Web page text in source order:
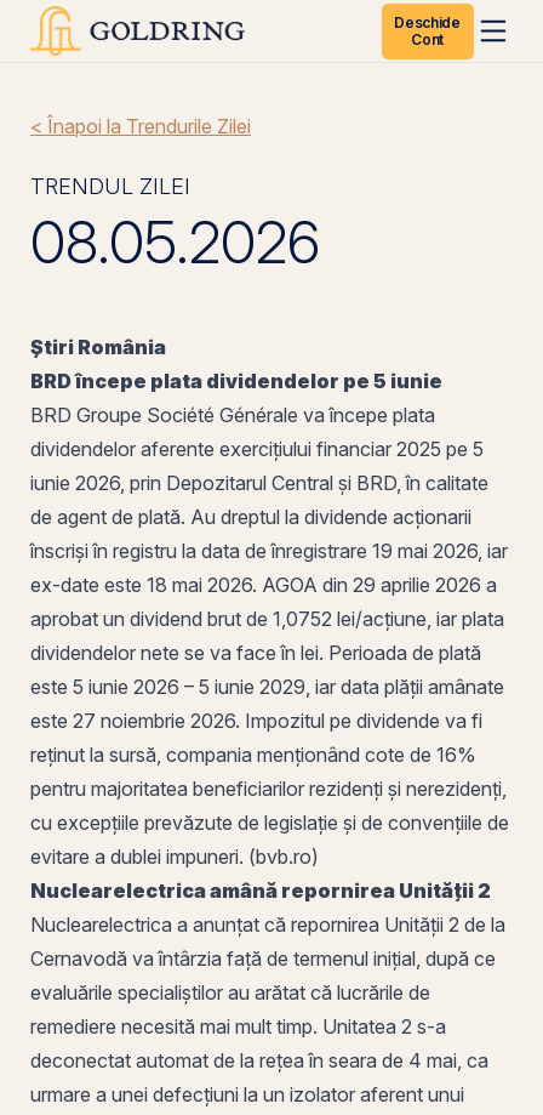
Deschide
Cont
< Înapoi la Trendurile Zilei
TRENDUL ZILEI
08.05.2026
Știri România
BRDîncepe plata dividendelor pe 5 iunie
BRD Groupe Société Générale va începe plata
dividendelor aferente exercițiului financiar 2025 pe 5
iunie 2026, prin Depozitarul Central și BRD, în calitate
de agent de plată. Au dreptul la dividende acționarii
înscriși în registru la data de înregistrare 19 mai 2026, iar
ex-date este 18 mai 2026. AGOA din 29 aprilie 2026 a
aprobat un dividend brut de 1,0752 lei/acțiune, iar plata
dividendelor nete se va face în lei. Perioada de plată
este 5 iunie 2026 – 5 iunie 2029, iar data plății amânate
este 27 noiembrie 2026. Impozitul pe dividende va fi
reținut la sursă, compania menționând cote de 16%
pentru majoritatea beneficiarilor rezidenți și nerezidenți,
cu excepțiile prevăzute de legislație și de convențiile de
evitare a dublei impuneri. (bvb.ro)
Nuclearelectrica amână repornirea Unității 2
Nuclearelectrica a anunțat că repornirea Unității 2 de la
Cernavodă va întârzia față de termenul inițial, după ce
evaluările specialiștilor au arătat că lucrările de
remediere necesită mai mult timp. Unitatea 2 s-a
deconectat automat de la rețea în seara de 4 mai, ca
urmare a unei defecțiuni la un izolator aferent unui